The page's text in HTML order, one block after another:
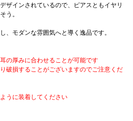
ザインされているので、ピアスともイヤリ
う。
、モダンな雰囲気へと導く逸品です。
の厚みに合わせることが可能です
破損することがございますのでご注意くだ
うに装着してください